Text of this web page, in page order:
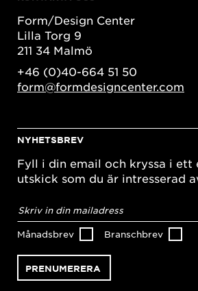
Form/Design Center
Lilla Torg 9
211 34 Malmö
+46 (0)40-664 51 50
form@formdesigncenter.com
NYHETSBREV
Fyll i din email och kryssa i ett
utskick som du är intresserad
postadress*
Månadsbrev Branschbrev